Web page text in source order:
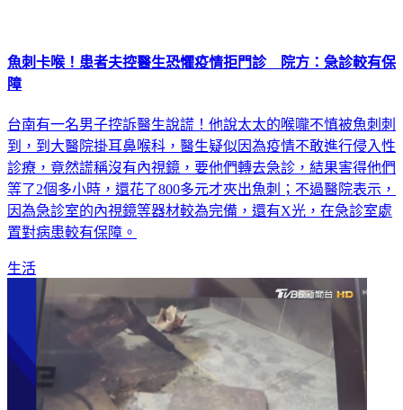
魚刺卡喉！患者夫控醫生恐懼疫情拒門診 院方：急診較有保
障
台南有一名男子控訴醫生說謊！他說太太的喉嚨不慎被魚刺刺
到，到大醫院掛耳鼻喉科，醫生疑似因為疫情不敢進行侵入性
診療，竟然謊稱沒有內視鏡，要他們轉去急診，結果害得他們
等了2個多小時，還花了800多元才夾出魚刺；不過醫院表示，
因為急診室的內視鏡等器材較為完備，還有X光，在急診室處
置對病患較有保障。
生活